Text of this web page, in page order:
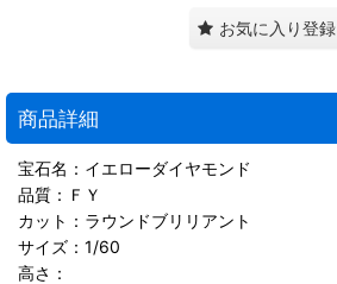
お気に入り登録
商品詳細
宝石名：イエローダイヤモンド
品質：ＦＹ
カット：ラウンドブリリアント
サイズ：1/60
高さ：